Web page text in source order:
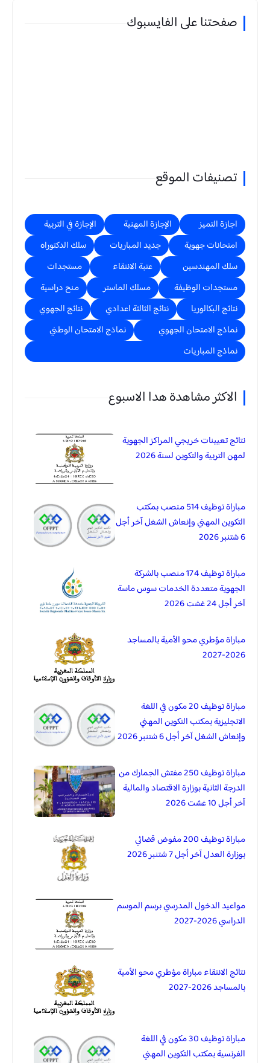
صفحتنا على الفايسبوك
تصنيفات الموقع
اجازة التميز الإجازة المهنية
الإجازة في التربية
امتحانات جهوية
جديد المباريات
سلك الدكتوراه
سلك المهندسين
عتبة الانتقاء
مستجدات
مستجدات الوظيفة
مسلك الماستر
منح دراسية
نتائج البكالوريا
نتائج الثالثة اعدادي
نتائج الجهوي
نماذج الامتحان الجهوي
نماذج الامتحان الوطني
نماذج المباريات
الاكثر مشاهدة هدا الاسبوع
نتائج تعيينات خريجي المراكز الجهوية
لمهن التربية والتكوين لسنة 2026
مباراة توظيف 514 منصب بمكتب
التكوين المهني وإنعاش الشغل آخر أجل
6 شتنبر 2026
مباراة توظيف 174 منصب بالشركة
الجهوية متعددة الخدمات سوس ماسة
آخر أجل 24 غشت 2026
مباراة مؤطري محو الأمية بالمساجد
2026-2027
مباراة توظيف 20 مكون في اللغة
الانجليزية بمكتب التكوين المهني
وإنعاش الشغل آخر أجل 6 شتنبر 2026
مباراة توظيف 250 مفتش الجمارك من
الدرجة الثانية بوزارة الاقتصاد والمالية
آخر أجل 10 غشت 2026
مباراة توظيف 200 مفوض قضائي
بوزارة العدل آخر أجل 7 شتنبر 2026
مواعيد الدخول المدرسي برسم الموسم
الدراسي 2026-2027
نتائج الانتقاء مباراة مؤطري محو الأمية
بالمساجد 2026-2027
مباراة توظيف 30 مكون في اللغة
الفرنسية بمكتب التكوين المهني